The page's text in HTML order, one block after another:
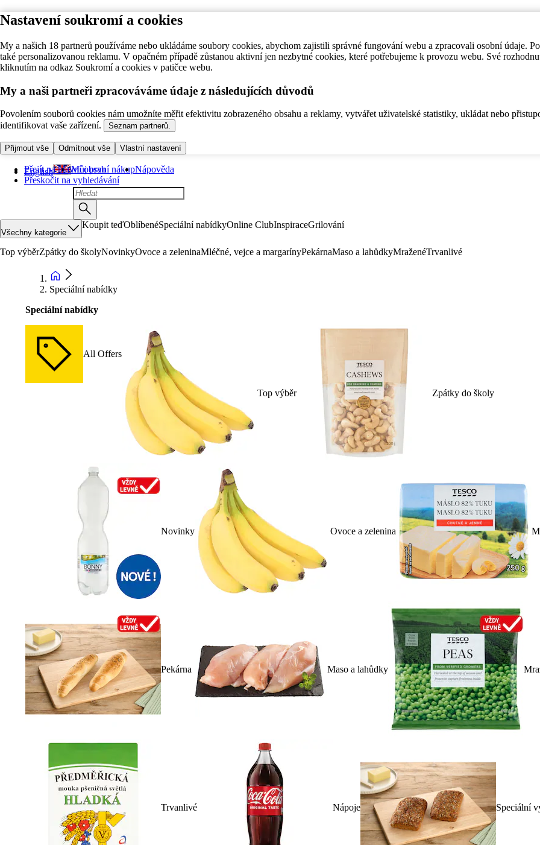
Nastavení soukromí a cookies
My a našich 18 partnerů používáme nebo ukládáme soubory cookies, abychom zajistili správné fungování webu a zpracovali osobní údaje.
také personalizovanou reklamu. V opačném případě zůstanou aktivní jen nezbytné cookies, které potřebujeme k provozu webu. Své
kliknutím na odkaz Soukromí a cookies v patičce webu.
My a naši partneři zpracováváme údaje z následujících důvodů
Povolením souborů cookies nám umožníte měřit efektivitu zobrazeného obsahu a reklamy, vytvářet uživatelské statistiky, ukládat nebo
identifikovat vaše zařízení.
Seznam partnerů.
Přijmout vše Odmítnout vše Vlastní nastavení
Přejít na hlavní obsah
Přeskočit na vyhledávání
English Můj první nákupNápověda
Všechny kategorie
Koupit teďOblíbenéSpeciální nabídkyOnline ClubInspiraceGrilování
Top výběrZpátky do školyNovinkyOvoce a zeleninaMléčné, vejce a margarínyPekárnaMaso a lahůdkyMraženéTrvanlivé
Speciální nabídky
Speciální nabídky
All Offers
Top výběr Zpátky do školy
Novinky Ovoce a zelenina
Pekárna Maso a lahůdky
Trvanlivé Nápoje Speciální